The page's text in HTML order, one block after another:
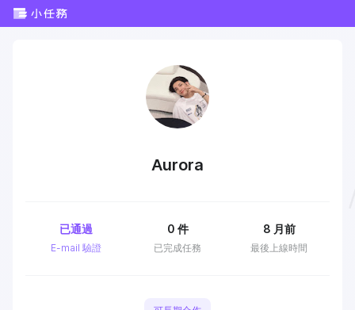
Aurora
E-mail 驗證
已通過
已完成任務
0 件
最後上線時間
8 月前